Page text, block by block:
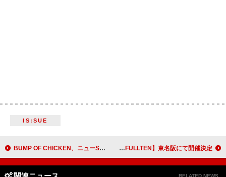
IS:SUE
BUMP OF CHICKEN、ニューSG『I』＆ライブ映像作品リリース決定 kobore、対バン企画【FULLTEN】東名阪にて開催決定
RELATED NEWS